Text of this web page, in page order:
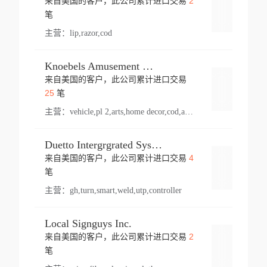
笔
主营： lip,razor,cod
Knoebels Amusement Resort
来自美国的客户，此公司累计进口交易
25笔
主营： vehicle,pl 2,arts,home decor,cod,amusement ride,sea
Duetto Intergrgrated Systems Inc.
来自美国的客户，此公司累计进口交易 4
笔
主营： gh,turn,smart,weld,utp,controller
Local Signguys Inc.
来自美国的客户，此公司累计进口交易 2
笔